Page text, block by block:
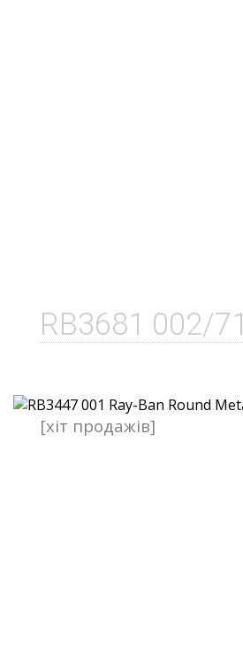
RB3681 002/71
[хіт продажів]